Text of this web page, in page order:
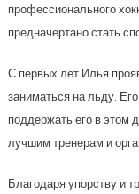
профессионального
предначертано стать
С первых лет Илья
заниматься на льду.
поддержать его в этом
лучшим тренерам и
Благодаря упорству и